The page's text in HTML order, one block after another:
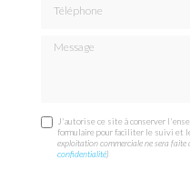
Message
J'autorise ce site à conserver
formulaire pour faciliter le suivi et
exploitation commerciale ne sera
confidentialité)